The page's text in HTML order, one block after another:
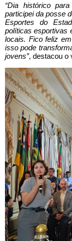
“Dia histórico
participei da posse
Esportes do
políticas esportivas
locais. Fico feliz
isso pode
jovens”, destacou o